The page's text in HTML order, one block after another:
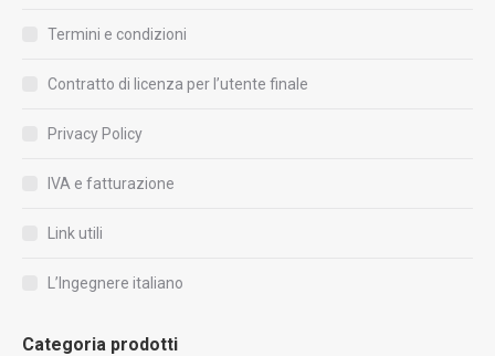
Termini e condizioni
Contratto di licenza per l’utente finale
Privacy Policy
IVA e fatturazione
Link utili
L’Ingegnere italiano
Categoria prodotti